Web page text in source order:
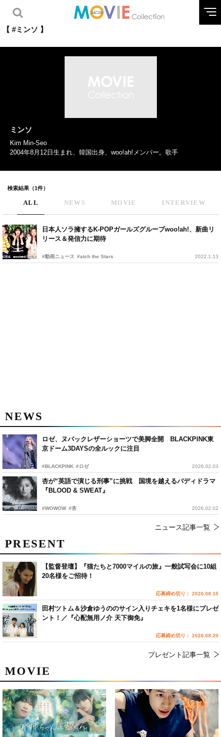
【 #ミンソ 】
ミンソ
Kim Min-Seo
2004年8月12日生まれ、韓国出身、woo!ah!メンバー。歌手
検索結果（1件）
ALL NEWS MOVIE INTERVIEW
日本人ソラ擁するK-POPガールズグループwoo!ah!、新曲リ
リース＆発信力に期待
#動画ニュース #atch the Stars 2022.1.13
NEWS
ロゼ、ヌバックレザーショーツで美脚全開 BLACKPINK東
京ドーム3DAYSの全ルックに注目
#BLACKPINK #ロゼ 2026.02.03
杏が“英語で演じる刑事”に挑戦 国境を越えるバディドラマ
『BLOOD & SWEAT』
#WOWOW #杏 2026.02.02
ニュース記事一覧
MOVIE
PRESENT
【監督登壇】『猫たちと7000マイルの旅』一般試写会に10組
20名様をご招待！
応募締め切り： 2026.08.15
田村ツトム＆沙倉ゆうののサイン入りチェキを1名様にプレゼ
ント！／『心配無用ノ介 天下御免』
応募締め切り： 2026.08.20
プレゼント記事一覧